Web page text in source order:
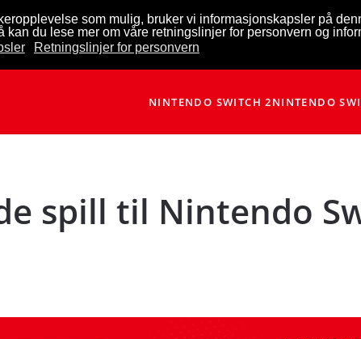
som mulig, bruker vi informasjonskapsler på
kan du lese mer om våre retningslinjer for personvern og
Retningslinjer for personvern
NINTENDO SWITCH 2NINTENDO
spill til Nintendo